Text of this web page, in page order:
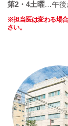
第2・4土曜…午後
※担当医は変わる場
さい。